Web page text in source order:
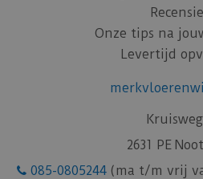
Onze tips na
Levertijd
2631 PE
085-0805244 (ma t/m vrij